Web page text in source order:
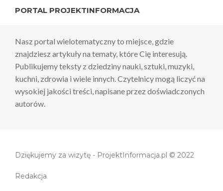
PORTAL PROJEKTINFORMACJA
Nasz portal wielotematyczny to miejsce, gdzie
znajdziesz artykuły na tematy, które Cię interesują.
Publikujemy teksty z dziedziny nauki, sztuki, muzyki,
kuchni, zdrowia i wiele innych. Czytelnicy mogą liczyć na
wysokiej jakości treści, napisane przez doświadczonych
autorów.
Dziękujemy za wizytę - ProjektInformacja.pl © 2022
Redakcja